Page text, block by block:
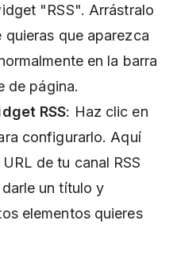
"RSS". Arrástralo
que aparezca
en la barra
de página.
RSS: Haz clic en
configurarlo. Aquí
de tu canal RSS
un título y
elementos quieres